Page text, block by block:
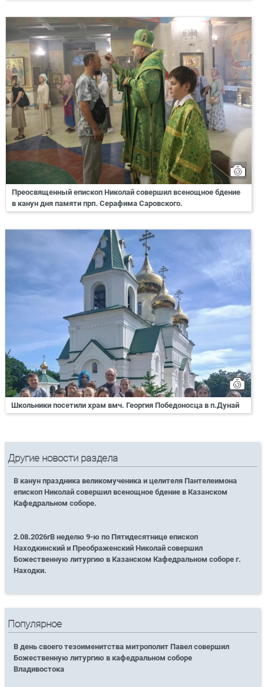
Преосвященный епископ Николай совершил всенощное бдение
в канун дня памяти прп. Серафима Саровского.
Школьники посетили храм вмч. Георгия Победоносца в п.Дунай
Другие новости раздела
В канун праздника великомученика и целителя Пантелеимона
епископ Николай совершил всенощное бдение в Казанском
Кафедральном соборе.
2.08.2026гВ неделю 9-ю по Пятидесятнице епископ
Находкинский и Преображенский Николай совершил
Божественную литургию в Казанском Кафедральном соборе г.
Находки.
Популярное
В день своего тезоименитства митрополит Павел совершил
Божественную литургию в кафедральном соборе
Владивостока